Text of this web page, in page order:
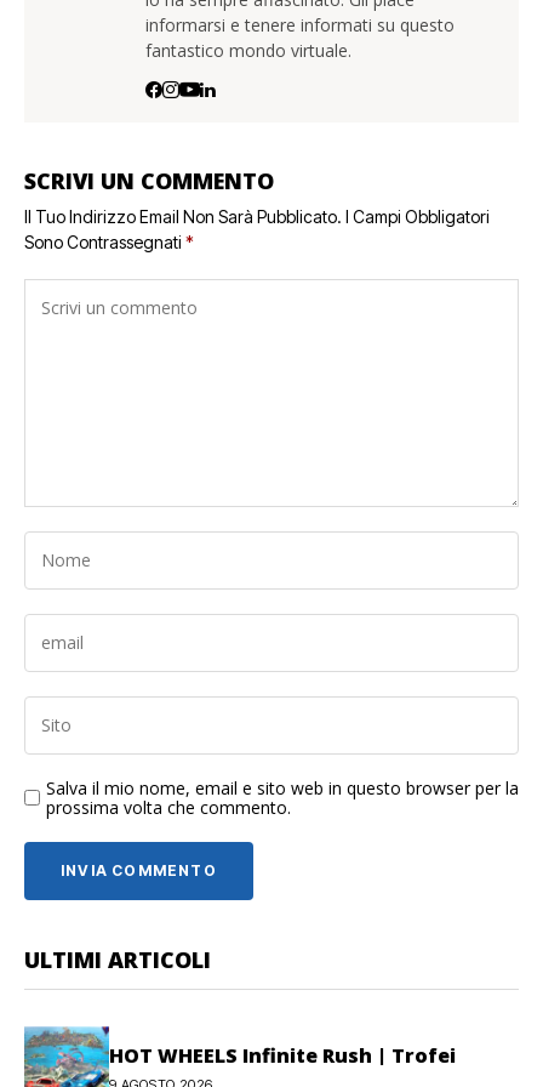
informarsi e tenere informati su questo
fantastico mondo virtuale.
SCRIVI UN COMMENTO
Il Tuo Indirizzo Email Non Sarà Pubblicato. I Campi Obbligatori
Sono Contrassegnati *
Salva il mio nome, email e sito web in questo browser per la
prossima volta che commento.
ULTIMI ARTICOLI
HOT WHEELS Infinite Rush | Trofei